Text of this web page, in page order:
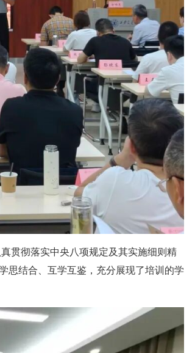
贯彻落实中央八项规定及其实施细则精
思结合、互学互鉴，充分展现了培训的学